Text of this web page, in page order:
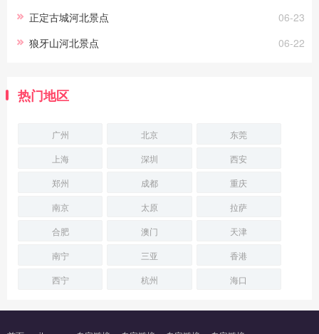
06-23
正定古城河北景点
06-22
狼牙山河北景点
热门地区
广州 北京
东莞
上海
深圳
西安
郑州
成都
重庆
南京
太原
拉萨
合肥
澳门
天津
南宁
三亚
香港
西宁
杭州 海口